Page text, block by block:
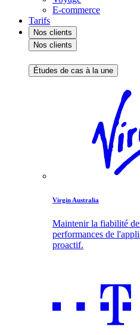
E-commerce
Tarifs
Nos clients
Nos clients
Études de cas à la une
Virgin Australia
Maintenir la fiabilité
performances de
proactif.